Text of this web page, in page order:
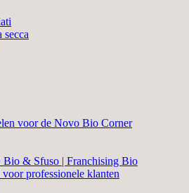
voor de Novo Bio Corner
& Sfuso | Franchising Bio
professionele klanten